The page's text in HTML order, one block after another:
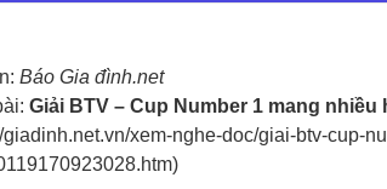
Báo Gia đình.net
Giải BTV – Cup Number 1 mang
giadinh.net.vn/xem-nghe-doc/giai-btv-cup-